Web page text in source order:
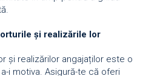
și realizările lor
și realizărilor angajaților este o
i motiva. Asigură-te că oferi